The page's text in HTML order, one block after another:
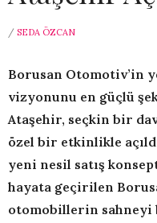
/ SEDA ÖZCAN
Borusan Otomotiv’in
vizyonunu en güçlü
Ataşehir, seçkin bir
özel bir etkinlikle
yeni nesil satış
hayata geçirilen
otomobillerin sahneyi